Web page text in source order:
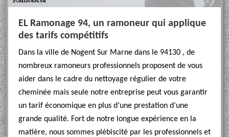
EL Ramonage 94, un ramoneur qui applique
des tarifs compétitifs
Dans la ville de Nogent Sur Marne dans le 94130 , de
nombreux ramoneurs professionnels proposent de vous
aider dans le cadre du nettoyage régulier de votre
cheminée mais seule notre entreprise peut vous garantir
un tarif économique en plus d’une prestation d’une
grande qualité. Fort de notre longue expérience en la
matière, nous sommes plébiscité par les professionnels et